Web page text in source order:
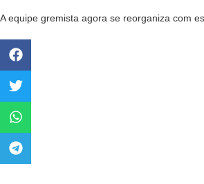
A equipe gremista agora se reorganiza com